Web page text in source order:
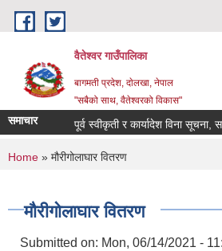
Skip to main content
वैतेश्वर गाउँपालिका
बागमती प्रदेश, दाेलखा, नेपाल
"सबैको साथ, वैतेश्वरको विकास"
समाचार पूर्व स्वीकृती र कार्यादेश विना सूचना,
You are here
Home » मौरीगोलाघार वितरण
मौरीगोलाघार वितरण
Submitted on: Mon, 06/14/2021 -